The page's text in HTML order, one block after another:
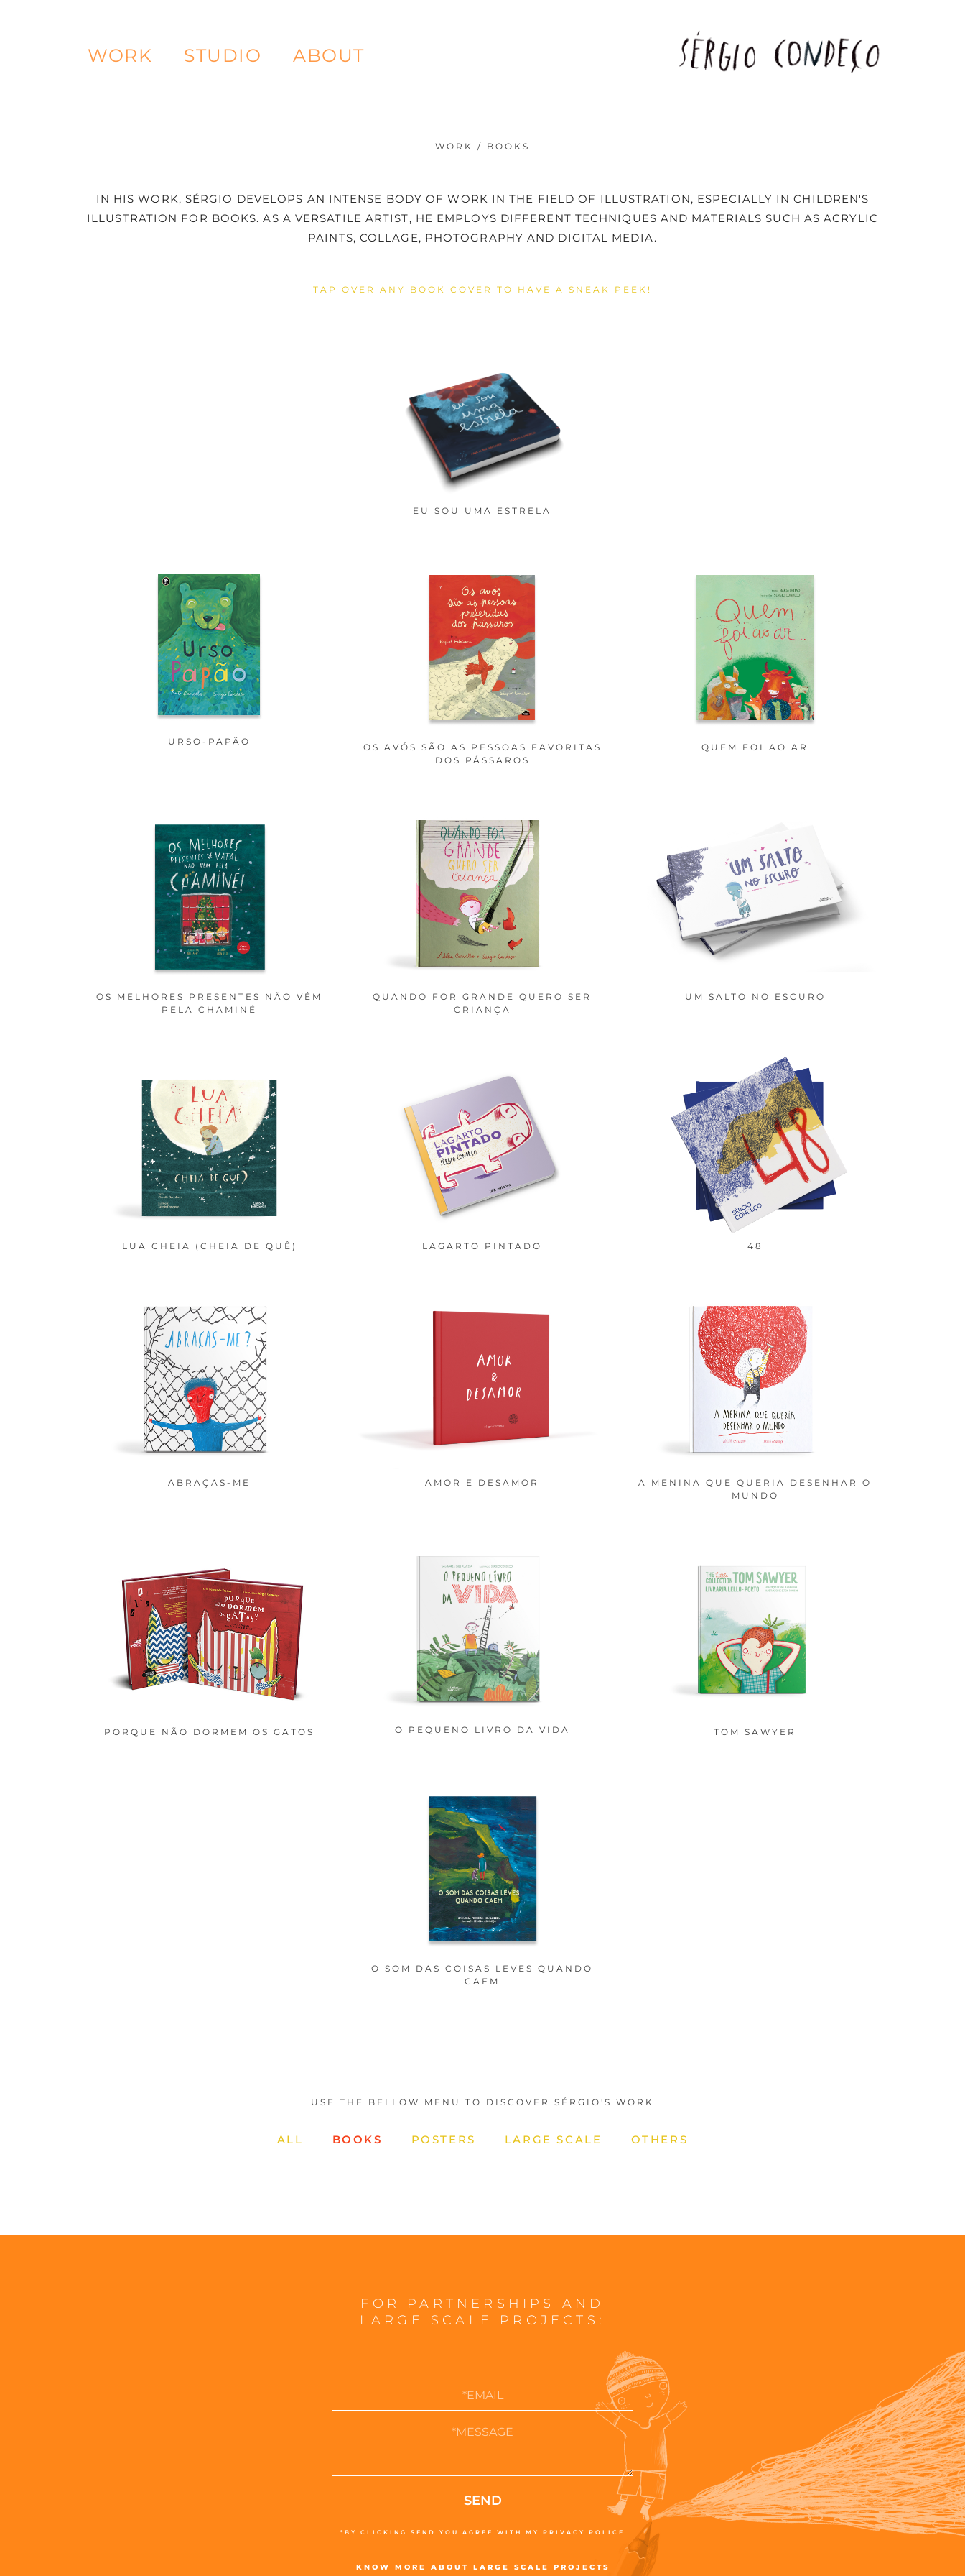
WORK STUDIO ABOUT
WORK / BOOKS
IN HIS WORK, SÉRGIO DEVELOPS AN INTENSE BODY OF WORK IN THE FIELD OF ILLUSTRATION, ESPECIALLY IN CHILDREN'S
ILLUSTRATION FOR BOOKS. AS A VERSATILE ARTIST, HE EMPLOYS DIFFERENT TECHNIQUES AND MATERIALS SUCH AS ACRYLIC
PAINTS, COLLAGE, PHOTOGRAPHY AND DIGITAL MEDIA.
TAP OVER ANY BOOK COVER TO HAVE A SNEAK PEEK!
EU SOU UMA ESTRELA
URSO-PAPÃO
OS AVÓS SÃO AS PESSOAS FAVORITAS
DOS PÁSSAROS
QUEM FOI AO AR
OS MELHORES PRESENTES NÃO VÊM
PELA CHAMINÉ
QUANDO FOR GRANDE QUERO SER
CRIANÇA
UM SALTO NO ESCURO
LUA CHEIA (CHEIA DE QUÊ) LAGARTO PINTADO 48
ABRAÇAS-ME AMOR E DESAMOR
A MENINA QUE QUERIA DESENHAR O
MUNDO
PORQUE NÃO DORMEM OS GATOS O PEQUENO LIVRO DA VIDA TOM SAWYER
O SOM DAS COISAS LEVES QUANDO
CAEM
USE THE BELLOW MENU TO DISCOVER SÉRGIO'S WORK
ALL BOOKS POSTERS LARGE SCALE OTHERS
FOR PARTNERSHIPS AND
LARGE SCALE PROJECTS:
SEND
*BY CLICKING SEND YOU AGREE WITH MY PRIVACY POLICE
KNOW MORE ABOUT LARGE SCALE PROJECTS